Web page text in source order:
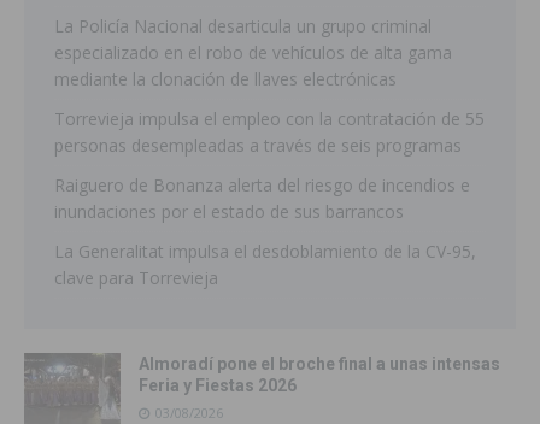
La Policía Nacional desarticula un grupo criminal
especializado en el robo de vehículos de alta gama
mediante la clonación de llaves electrónicas
Torrevieja impulsa el empleo con la contratación de 55
personas desempleadas a través de seis programas
Raiguero de Bonanza alerta del riesgo de incendios e
inundaciones por el estado de sus barrancos
La Generalitat impulsa el desdoblamiento de la CV-95,
clave para Torrevieja
Almoradí pone el broche final a unas intensas
Feria y Fiestas 2026
03/08/2026